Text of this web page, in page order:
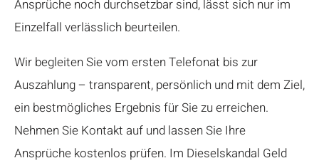
Ansprüche noch durchsetzbar sind, lässt sich nur im
Einzelfall verlässlich beurteilen.
Wir begleiten Sie vom ersten Telefonat bis zur
Auszahlung – transparent, persönlich und mit dem Ziel,
ein bestmögliches Ergebnis für Sie zu erreichen.
Nehmen Sie Kontakt auf und lassen Sie Ihre
Ansprüche kostenlos prüfen. Im Dieselskandal Geld